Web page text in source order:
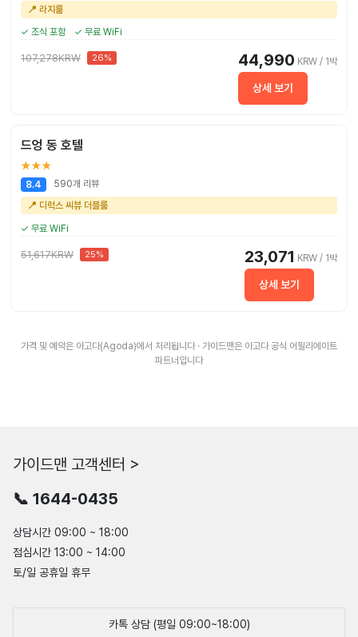
📍 라지룸
✓ 조식 포함 ✓ 무료 WiFi
107,278KRW 26% 44,990 KRW / 1박
상세 보기
드엉 동 호텔
★★★
8.4
590개 리뷰
📍 디럭스 씨뷰 더블룸
✓ 무료 WiFi
51,617KRW 25% 23,071 KRW / 1박
상세 보기
가격 및 예약은 아고다(Agoda)에서 처리됩니다 · 가이드맨은 아고다 공식 어필리에이트
파트너입니다
가이드맨 고객센터 >
📞 1644-0435
상담시간 09:00 ~ 18:00
점심시간 13:00 ~ 14:00
토/일 공휴일 휴무
카톡 상담 (평일 09:00~18:00)